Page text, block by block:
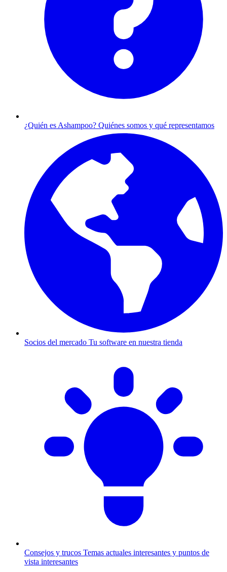
¿Quién es Ashampoo? Quiénes somos y qué representamos
Socios del mercado Tu software en nuestra tienda
Consejos y trucos Temas actuales interesantes y puntos de
vista interesantes